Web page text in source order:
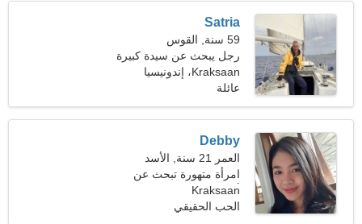
Satria
59 سنة, القوس
رجل يبحث عن سيدة كبيرة
Kraksaan، إندونيسيا
عائلة
Debby
العمر 21 سنة, الأسد
امرأة متهورة تبحث عن
أصدقاء
Kraksaan
الحب الحقيقي